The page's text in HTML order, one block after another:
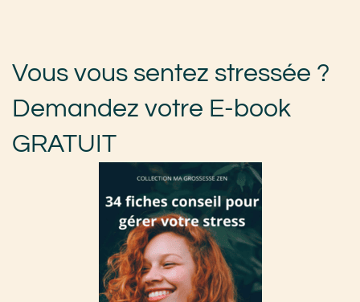
Vous vous sentez stressée ?
Demandez votre E-book
GRATUIT